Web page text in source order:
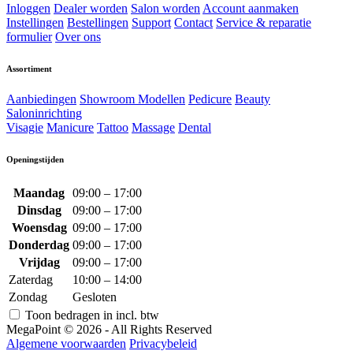
Inloggen Dealer worden Salon worden Account aanmaken
Instellingen Bestellingen Support Contact Service & reparatie
formulier Over ons
Assortiment
Aanbiedingen Showroom Modellen Pedicure Beauty
Saloninrichting
Visagie Manicure Tattoo Massage Dental
Openingstijden
Maandag 09:00 – 17:00
Dinsdag
09:00 – 17:00
Woensdag 09:00 – 17:00
Donderdag 09:00 – 17:00
Vrijdag
09:00 – 17:00
Zaterdag
10:00 – 14:00
Zondag
Gesloten
Toon bedragen in incl. btw
MegaPoint © 2026 - All Rights Reserved
Algemene voorwaarden Privacybeleid